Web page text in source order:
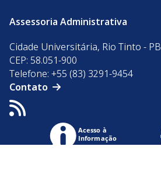
Assessoria Administrativa
Cidade Universitária, Rio Tinto - PB
CEP: 58.051-900
Telefone: +55 (83) 3291-9454
Contato
Acesso à
Informação